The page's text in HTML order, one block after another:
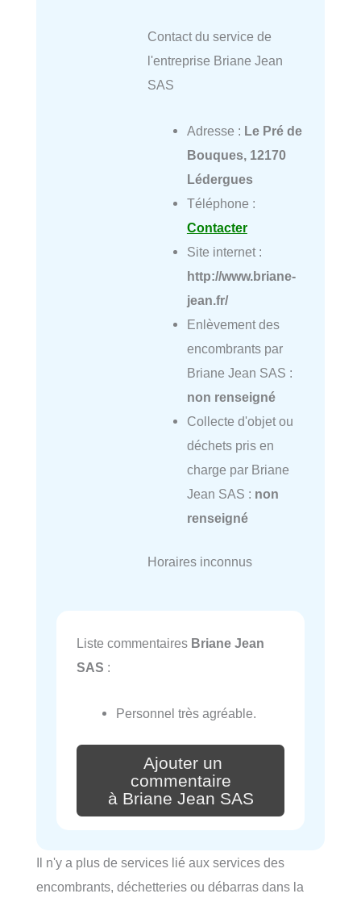
Contact du service de
l'entreprise Briane Jean
SAS
Adresse : Le Pré de
Bouques, 12170
Lédergues
Téléphone :
Contacter
Site internet :
http://www.briane-
jean.fr/
Enlèvement des
encombrants par
Briane Jean SAS :
non renseigné
Collecte d'objet ou
déchets pris en
charge par Briane
Jean SAS : non
renseigné
Horaires inconnus
Liste commentaires Briane Jean
SAS :
Personnel très agréable.
Ajouter un
commentaire
à Briane Jean SAS
Il n'y a plus de services lié aux services des
encombrants, déchetteries ou débarras dans la